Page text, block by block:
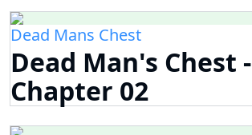
Dead Mans Chest
Dead Man's Chest -
Chapter 02